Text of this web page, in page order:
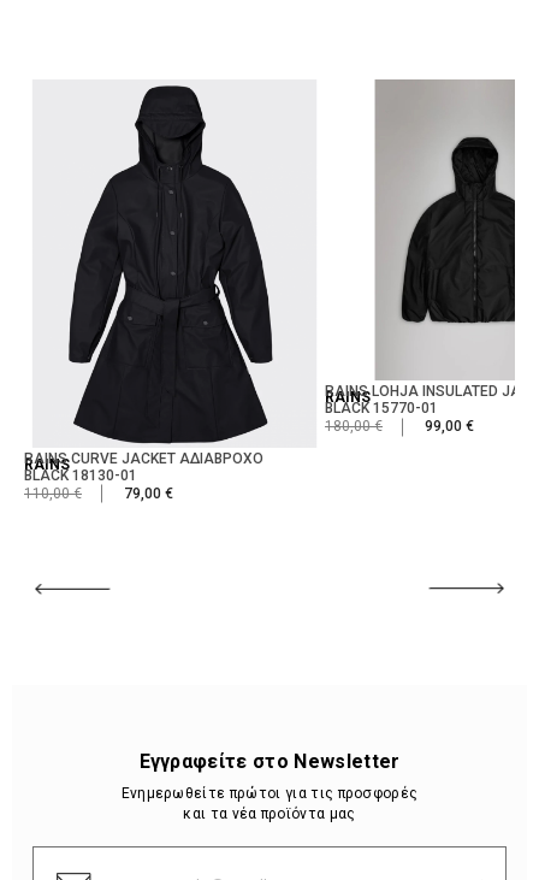
RAINS
RAINS CURVE JACKET ΑΔΙΑΒΡΟΧΟ
BLACK 18130-01
110,00 €
79,00 €
RAINS
RAINS LOHJA INSULATED
BLACK 15770-01
180,00 €
99,00 €
Εγγραφείτε στο Newsletter
Ενημερωθείτε πρώτοι για τις προσφορές
και τα νέα προϊόντα μας